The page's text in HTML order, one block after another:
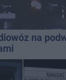
na